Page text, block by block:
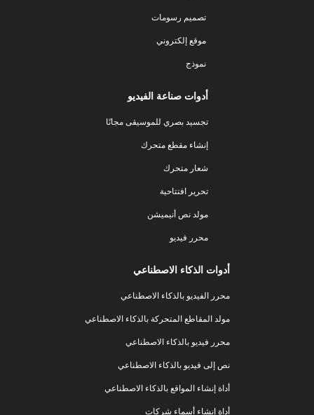
تصميم رسومات
موقع إلكتروني
نموذج
أدوات صناعة الفيديو
تجسيد بصري للموسيقى مجانًا
إنشاء مقطع متحرك
شعار متحرك
تحرير افتتاحية
مولد نص أنيميشن
محرر فيديو
أدوات الذكاء الاصطناعي
محرر الفيديو بالذكاء الاصطناعي
مولد المقاطع المتحركة بالذكاء الاصطناعي
محرر فيديو بالذكاء الاصطناعي
نص إلى فيديو بالذكاء الاصطناعي
أداة إنشاء المواقع بالذكاء الاصطناعي
أداة إنشاء أسماء شركات